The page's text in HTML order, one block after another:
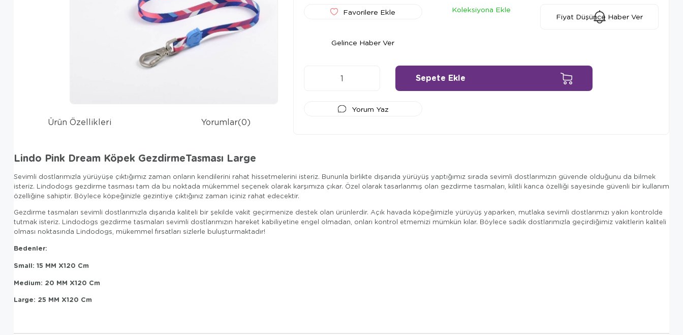
Favorilere Ekle
Koleksiyona Ekle
Fiyat Düşünce Haber Ver
Gelince Haber Ver
Yorum Yaz
Ürün Özellikleri Yorumlar(0)
Lindo Pink Dream Köpek GezdirmeTasması Large
Sevimli dostlarımızla yürüyüşe çıktığımız zaman onların kendilerini rahat hissetmelerini isteriz. Bununla birlikte dışarıda yürüyüş yaptığımız sırada sevimli dostlarımızın güvende olduğunu da bilmek
isteriz. Lindodogs gezdirme tasması tam da bu noktada mükemmel seçenek olarak karşımıza çıkar. Özel olarak tasarlanmış olan gezdirme tasmaları, kilitli kanca özelliği sayesinde güvenli bir kullanım
özelliğine sahiptir. Böylece köpeğinizle gezintiye çıktığınız zaman içiniz rahat edecektir.
Gezdirme tasmaları sevimli dostlarımızla dışarıda kaliteli bir şekilde vakit geçirmenize destek olan ürünlerdir. Açık havada köpeğimizle yürüyüş yaparken, mutlaka sevimli dostlarımızı yakın kontrolde
tutmak isteriz. Lindodogs gezdirme tasmaları sevimli dostlarımızın hareket kabiliyetine engel olmadan, onları kontrol etmemizi mümkün kılar. Böylece sadık dostlarımızla geçirdiğimiz vakitlerin kaliteli
olması noktasında Lindodogs, mükemmel fırsatları sizlerle buluşturmaktadır!
Bedenler:
Small: 15 MM X120 Cm
Medium: 20 MM X120 Cm
Large: 25 MM X120 Cm